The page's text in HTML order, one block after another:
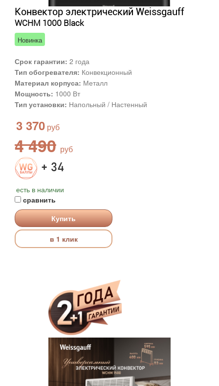
Конвектор электрический Weissgauff
WCHM 1000 Black
Новинка
Срок гарантии: 2 года
Тип обогревателя: Конвекционный
Материал корпуса: Металл
Мощность: 1000 Вт
Тип установки: Напольный / Настенный
3 370
4 490
+ 34
есть в наличии
сравнить
Купить
в 1 клик